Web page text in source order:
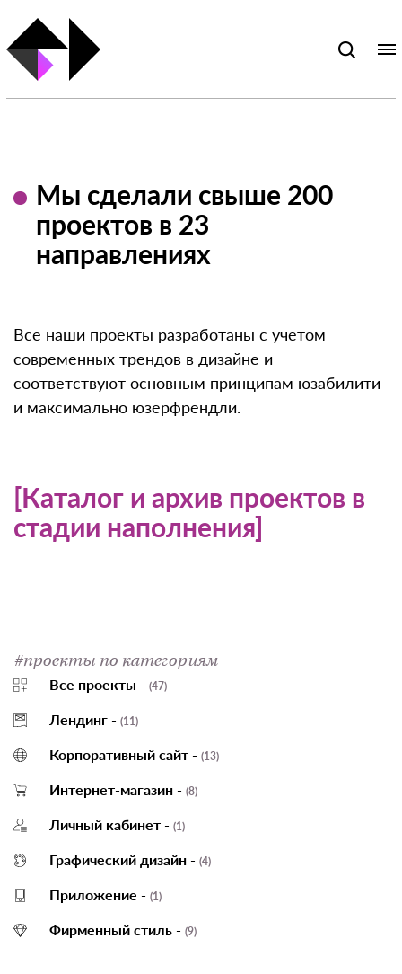
Мы сделали свыше 200
проектов в 23
направлениях
Все наши проекты разработаны с учетом
современных трендов в дизайне и
соответствуют основным принципам юзабилити
и максимально юзерфрендли.
[Каталог и архив проектов в
стадии наполнения]
#проекты по категориям
Все проекты - (47)
Лендинг - (11)
Корпоративный сайт - (13)
Интернет-магазин - (8)
Личный кабинет - (1)
Графический дизайн - (4)
Приложение - (1)
Фирменный стиль - (9)